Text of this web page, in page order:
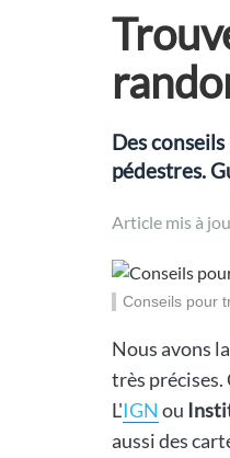
Des
pédestres.
Article mis à
Conseils pour
Nous avons
très précises.
L'IGN ou
aussi des